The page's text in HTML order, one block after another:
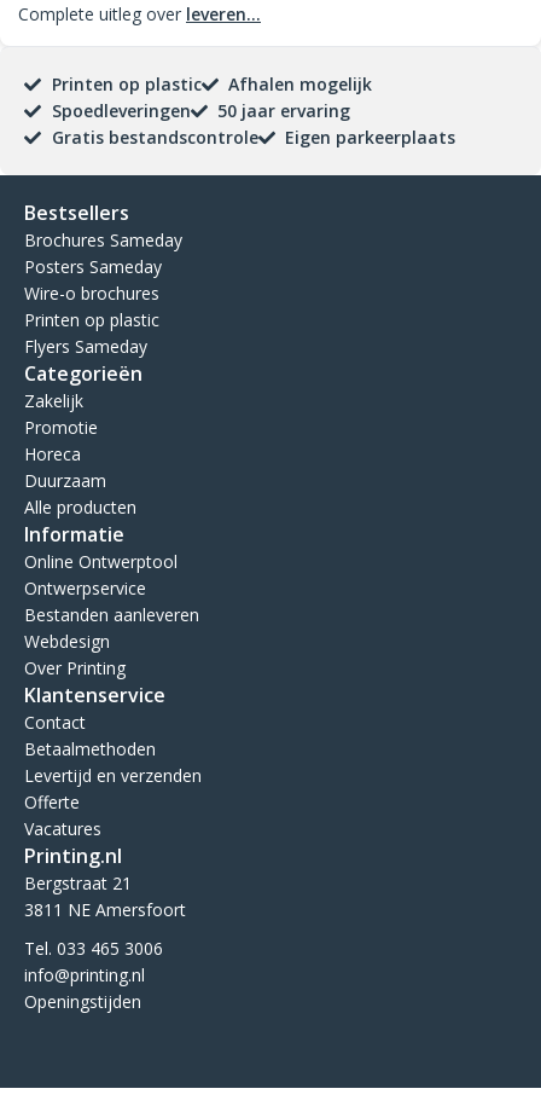
Complete uitleg over leveren...
Printen op plastic
Afhalen mogelijk
Spoedleveringen
50 jaar ervaring
Gratis bestandscontrole
Eigen parkeerplaats
Bestsellers
Brochures Sameday
Posters Sameday
Wire-o brochures
Printen op plastic
Flyers Sameday
Categorieën
Zakelijk
Promotie
Horeca
Duurzaam
Alle producten
Informatie
Online Ontwerptool
Ontwerpservice
Bestanden aanleveren
Webdesign
Over Printing
Klantenservice
Contact
Betaalmethoden
Levertijd en verzenden
Offerte
Vacatures
Printing.nl
Bergstraat 21
3811 NE Amersfoort
Tel. 033 465 3006
info@printing.nl
Openingstijden